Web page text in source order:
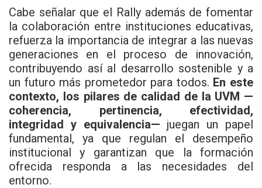
Cabe señalar que el Rally además de fomentar
la colaboración entre instituciones educativas,
refuerza la importancia de integrar a las nuevas
generaciones en el proceso de innovación,
contribuyendo así al desarrollo sostenible y a
un futuro más prometedor para todos. En este
contexto, los pilares de calidad de la UVM —
coherencia, pertinencia, efectividad,
integridad y equivalencia— juegan un papel
fundamental, ya que regulan el desempeño
institucional y garantizan que la formación
ofrecida responda a las necesidades del
entorno.